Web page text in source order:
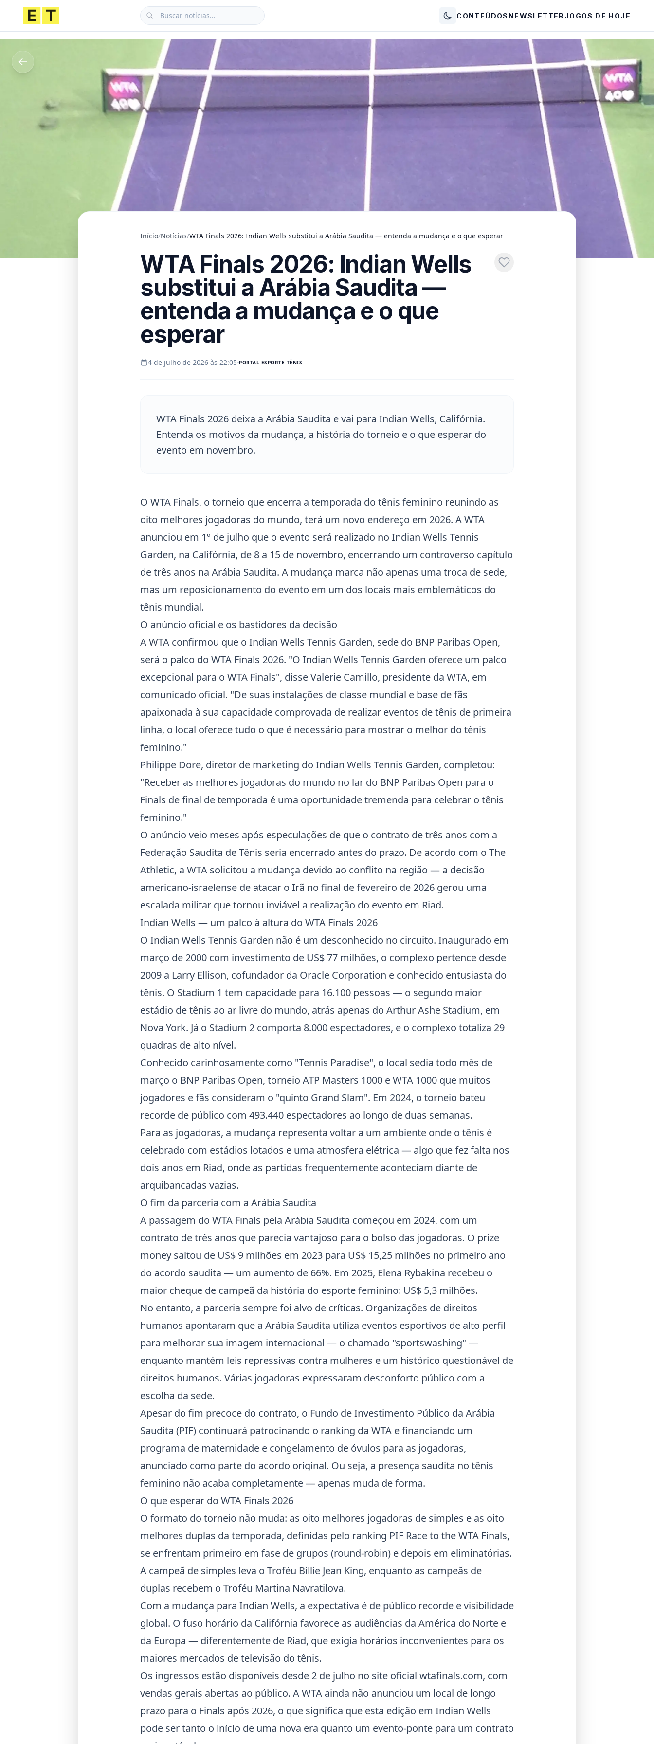
CONTEÚDOS NEWSLETTER JOGOS DE HOJE
Início/Notícias/WTA Finals 2026: Indian Wells substitui a Arábia Saudita — entenda a mudança e o que esperar
WTA Finals 2026: Indian Wells
substitui a Arábia Saudita —
entenda a mudança e o que
esperar
4 de julho de 2026 às 22:05 PORTAL ESPORTE TÊNIS
WTA Finals 2026 deixa a Arábia Saudita e vai para Indian Wells, Califórnia.
Entenda os motivos da mudança, a história do torneio e o que esperar do
evento em novembro.
O WTA Finals, o torneio que encerra a temporada do tênis feminino reunindo as
oito melhores jogadoras do mundo, terá um novo endereço em 2026. A WTA
anunciou em 1º de julho que o evento será realizado no Indian Wells Tennis
Garden, na Califórnia, de 8 a 15 de novembro, encerrando um controverso capítulo
de três anos na Arábia Saudita. A mudança marca não apenas uma troca de sede,
mas um reposicionamento do evento em um dos locais mais emblemáticos do
tênis mundial.
O anúncio oficial e os bastidores da decisão
A WTA confirmou que o Indian Wells Tennis Garden, sede do BNP Paribas Open,
será o palco do WTA Finals 2026. "O Indian Wells Tennis Garden oferece um palco
excepcional para o WTA Finals", disse Valerie Camillo, presidente da WTA, em
comunicado oficial. "De suas instalações de classe mundial e base de fãs
apaixonada à sua capacidade comprovada de realizar eventos de tênis de primeira
linha, o local oferece tudo o que é necessário para mostrar o melhor do tênis
feminino."
Philippe Dore, diretor de marketing do Indian Wells Tennis Garden, completou:
"Receber as melhores jogadoras do mundo no lar do BNP Paribas Open para o
Finals de final de temporada é uma oportunidade tremenda para celebrar o tênis
feminino."
O anúncio veio meses após especulações de que o contrato de três anos com a
Federação Saudita de Tênis seria encerrado antes do prazo. De acordo com o The
Athletic, a WTA solicitou a mudança devido ao conflito na região — a decisão
americano-israelense de atacar o Irã no final de fevereiro de 2026 gerou uma
escalada militar que tornou inviável a realização do evento em Riad.
Indian Wells — um palco à altura do WTA Finals 2026
O Indian Wells Tennis Garden não é um desconhecido no circuito. Inaugurado em
março de 2000 com investimento de US$ 77 milhões, o complexo pertence desde
2009 a Larry Ellison, cofundador da Oracle Corporation e conhecido entusiasta do
tênis. O Stadium 1 tem capacidade para 16.100 pessoas — o segundo maior
estádio de tênis ao ar livre do mundo, atrás apenas do Arthur Ashe Stadium, em
Nova York. Já o Stadium 2 comporta 8.000 espectadores, e o complexo totaliza 29
quadras de alto nível.
Conhecido carinhosamente como "Tennis Paradise", o local sedia todo mês de
março o BNP Paribas Open, torneio ATP Masters 1000 e WTA 1000 que muitos
jogadores e fãs consideram o "quinto Grand Slam". Em 2024, o torneio bateu
recorde de público com 493.440 espectadores ao longo de duas semanas.
Para as jogadoras, a mudança representa voltar a um ambiente onde o tênis é
celebrado com estádios lotados e uma atmosfera elétrica — algo que fez falta nos
dois anos em Riad, onde as partidas frequentemente aconteciam diante de
arquibancadas vazias.
O fim da parceria com a Arábia Saudita
A passagem do WTA Finals pela Arábia Saudita começou em 2024, com um
contrato de três anos que parecia vantajoso para o bolso das jogadoras. O prize
money saltou de US$ 9 milhões em 2023 para US$ 15,25 milhões no primeiro ano
do acordo saudita — um aumento de 66%. Em 2025, Elena Rybakina recebeu o
maior cheque de campeã da história do esporte feminino: US$ 5,3 milhões.
No entanto, a parceria sempre foi alvo de críticas. Organizações de direitos
humanos apontaram que a Arábia Saudita utiliza eventos esportivos de alto perfil
para melhorar sua imagem internacional — o chamado "sportswashing" —
enquanto mantém leis repressivas contra mulheres e um histórico questionável de
direitos humanos. Várias jogadoras expressaram desconforto público com a
escolha da sede.
Apesar do fim precoce do contrato, o Fundo de Investimento Público da Arábia
Saudita (PIF) continuará patrocinando o ranking da WTA e financiando um
programa de maternidade e congelamento de óvulos para as jogadoras,
anunciado como parte do acordo original. Ou seja, a presença saudita no tênis
feminino não acaba completamente — apenas muda de forma.
O que esperar do WTA Finals 2026
O formato do torneio não muda: as oito melhores jogadoras de simples e as oito
melhores duplas da temporada, definidas pelo ranking PIF Race to the WTA Finals,
se enfrentam primeiro em fase de grupos (round-robin) e depois em eliminatórias.
A campeã de simples leva o Troféu Billie Jean King, enquanto as campeãs de
duplas recebem o Troféu Martina Navratilova.
Com a mudança para Indian Wells, a expectativa é de público recorde e visibilidade
global. O fuso horário da Califórnia favorece as audiências da América do Norte e
da Europa — diferentemente de Riad, que exigia horários inconvenientes para os
maiores mercados de televisão do tênis.
Os ingressos estão disponíveis desde 2 de julho no site oficial wtafinals.com, com
vendas gerais abertas ao público. A WTA ainda não anunciou um local de longo
prazo para o Finals após 2026, o que significa que esta edição em Indian Wells
pode ser tanto o início de uma nova era quanto um evento-ponte para um contrato